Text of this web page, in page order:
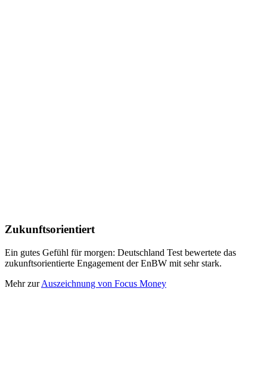
Zukunftsorientiert
Ein gutes Gefühl für morgen: Deutschland Test bewertete das
zukunftsorientierte Engagement der EnBW mit sehr stark.
Mehr zurAuszeichnung von Focus Money